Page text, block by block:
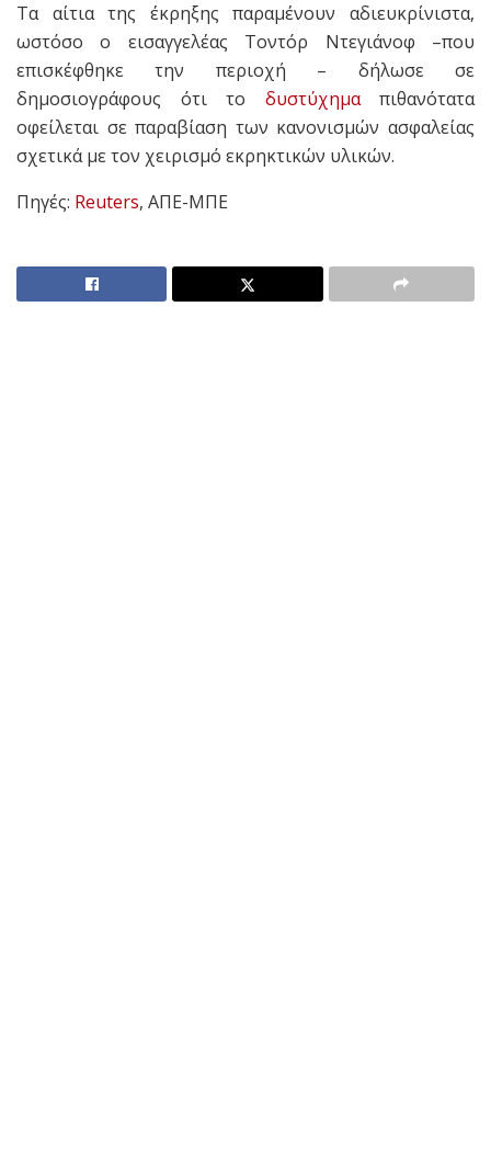
Τα αίτια της έκρηξης παραμένουν αδιευκρίνιστα,
ωστόσο ο εισαγγελέας Τοντόρ Ντεγιάνοφ –που
επισκέφθηκε την περιοχή – δήλωσε σε
δημοσιογράφους ότι το δυστύχημαπιθανότατα
οφείλεται σε παραβίαση των κανονισμών ασφαλείας
σχετικά με τον χειρισμό εκρηκτικών υλικών.
Πηγές: Reuters, ΑΠΕ-ΜΠΕ